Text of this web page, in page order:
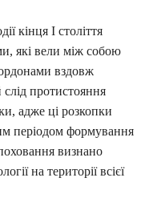
кінця I століття
які вели між собою
вздовж
протистояння
адже ці розкопки
періодом формування
визнано
на території всієї